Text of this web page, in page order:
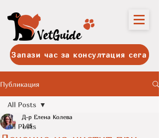
Запази час за консултация сега
Публикация
All Posts
All Posts
Д-р Елена Колева
1.05